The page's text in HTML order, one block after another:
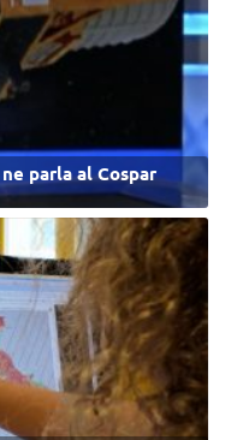
parla al Cospar